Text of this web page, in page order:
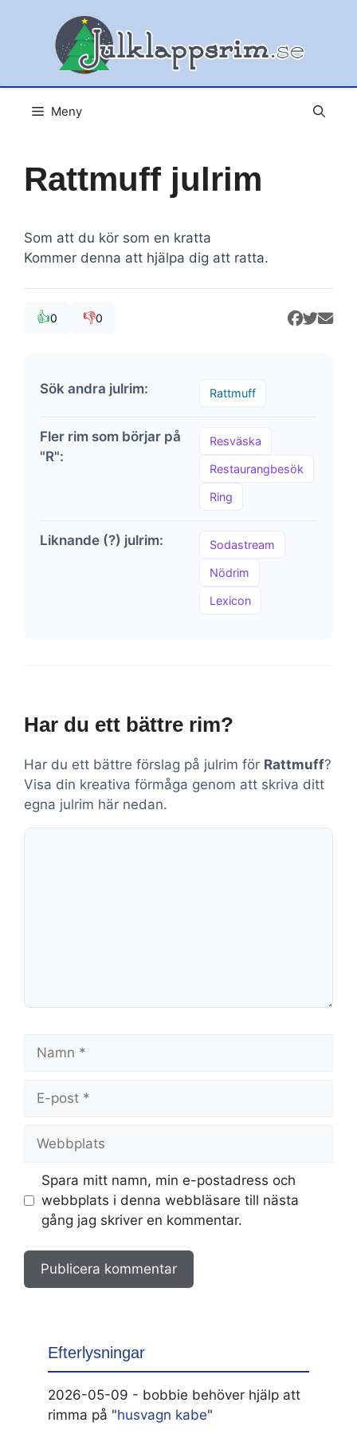
Meny
Rattmuff julrim
Som att du kör som en kratta
Kommer denna att hjälpa dig att ratta.
👍0 👎0
Sök andra julrim: Rattmuff
Fler rim som börjar på
"R":
Resväska
Restaurangbesök
Ring
Liknande (?) julrim: Sodastream
Nödrim
Lexicon
Har du ett bättre rim?
Har du ett bättre förslag på julrim för Rattmuff?
Visa din kreativa förmåga genom att skriva ditt
egna julrim här nedan.
Kommentar
post
Spara mitt namn, min e-postadress och
webbplats i denna webbläsare till nästa
gång jag skriver en kommentar.
Efterlysningar
2026-05-09 - bobbie behöver hjälp att
rimma på "husvagn kabe"